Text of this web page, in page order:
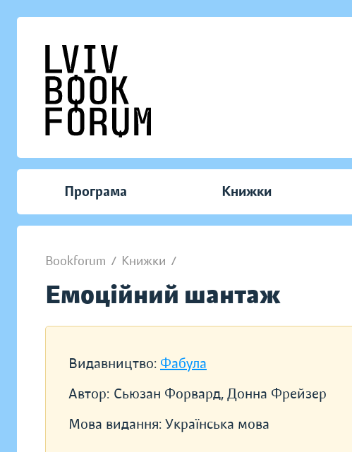
Програма Книжки
Bookforum / Книжки /
Емоційний шантаж
Видавництво: Фабула
Автор: Сьюзан Форвард, Донна Фрейзер
Мова видання: Українська мова